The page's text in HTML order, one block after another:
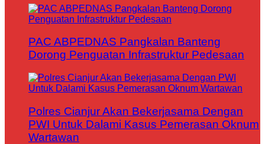
PAC ABPEDNAS Pangkalan Banteng
Dorong Penguatan Infrastruktur Pedesaan
Polres Cianjur Akan Bekerjasama Dengan
PWI Untuk Dalami Kasus Pemerasan Oknum
Wartawan